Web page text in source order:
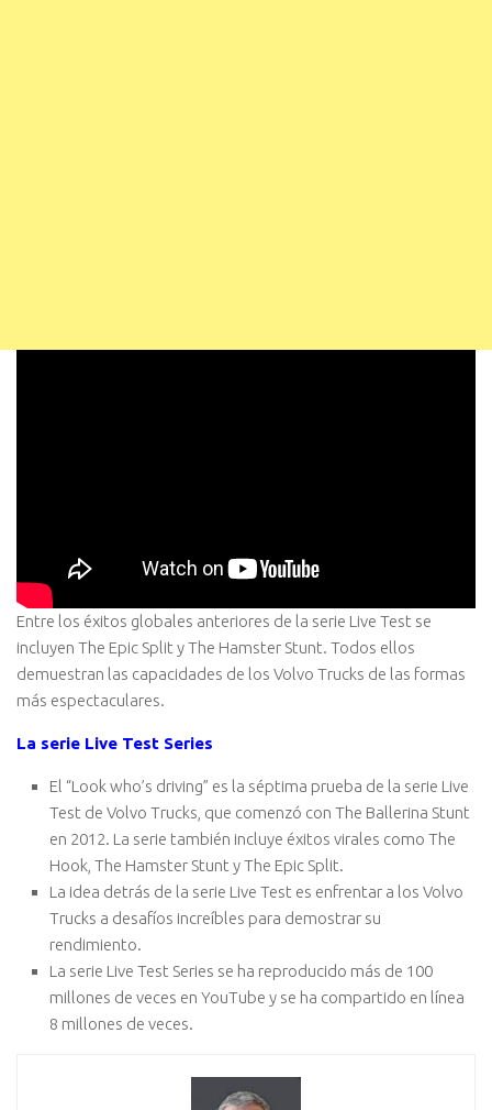
Entre los éxitos globales anteriores de la serie Live Test se
incluyen The Epic Split y The Hamster Stunt. Todos ellos
demuestran las capacidades de los Volvo Trucks de las formas
más espectaculares.
La serie Live Test Series
El “Look who’s driving” es la séptima prueba de la serie Live
Test de Volvo Trucks, que comenzó con The Ballerina Stunt
en 2012. La serie también incluye éxitos virales como The
Hook, The Hamster Stunt y The Epic Split.
La idea detrás de la serie Live Test es enfrentar a los Volvo
Trucks a desafíos increíbles para demostrar su
rendimiento.
La serie Live Test Series se ha reproducido más de 100
millones de veces en YouTube y se ha compartido en línea
8 millones de veces.